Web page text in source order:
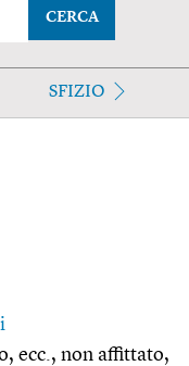
CERCA
SFIZIO
ecc., non affittato,